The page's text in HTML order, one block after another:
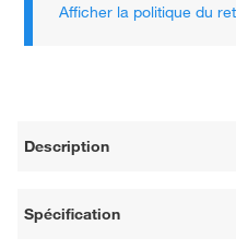
Afficher la politique du
Description
Spécification